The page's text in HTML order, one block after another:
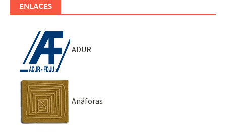
ENLACES
ADUR
Anáforas